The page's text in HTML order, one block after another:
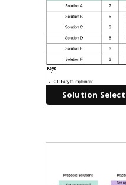
Solution